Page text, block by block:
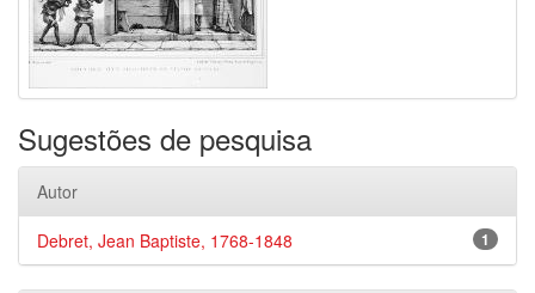
Sugestões de pesquisa
Autor
1
Debret, Jean Baptiste, 1768-1848